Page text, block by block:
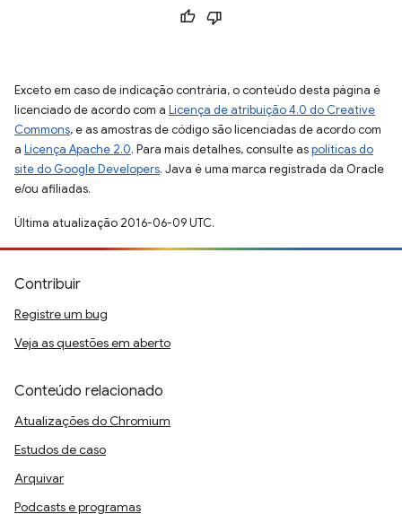
Exceto em caso de indicação contrária, o conteúdo desta página é
licenciado de acordo com a Licença de atribuição 4.0 do Creative
Commons, e as amostras de código são licenciadas de acordo com
a Licença Apache 2.0. Para mais detalhes, consulte aspolíticas do
site do Google Developers. Java é uma marca registrada da Oracle
e/ou afiliadas.
Última atualização 2016-06-09 UTC.
Contribuir
Registre um bug
Veja as questões em aberto
Conteúdo relacionado
Atualizações do Chromium
Estudos de caso
Arquivar
Podcasts e programas